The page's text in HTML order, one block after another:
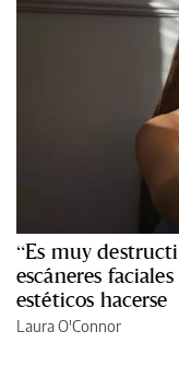
“Es muy
escáneres
estéticos hacerse
Laura O'Connor